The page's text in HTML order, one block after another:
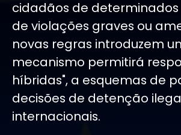
cidadãos de
de violações graves ou
novas regras introduzem
mecanismo permitirá
híbridas", a esquemas de
decisões de detenção
internacionais.